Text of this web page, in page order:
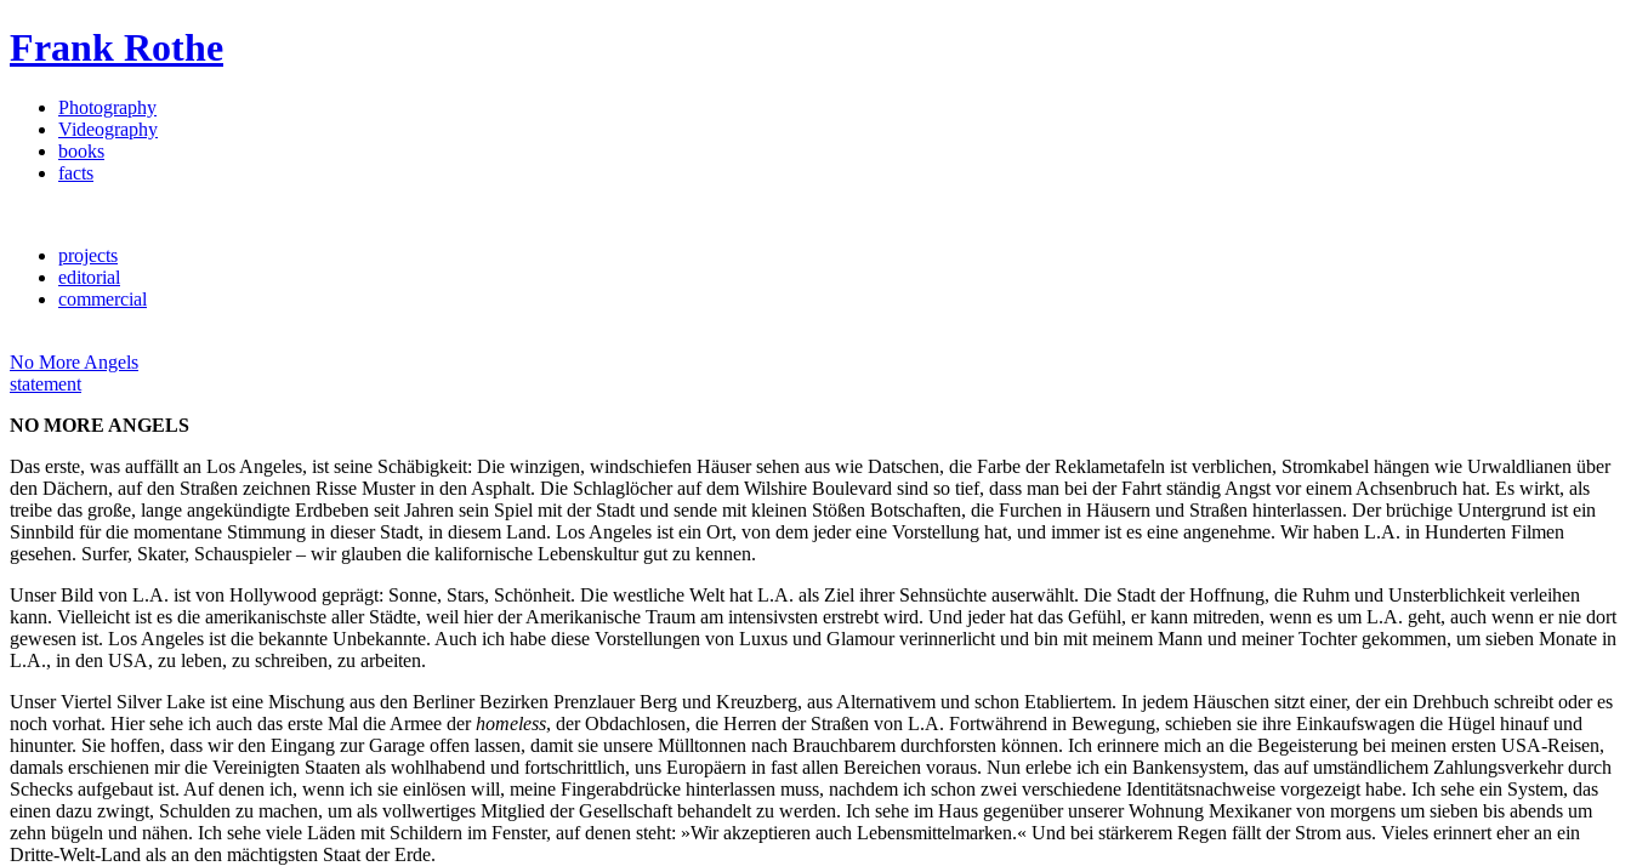
Frank Rothe
Photography
Videography
books
facts
projects
editorial
commercial
No More Angels
statement
NO MORE ANGELS
Das erste, was auffällt an Los Angeles, ist seine Schäbigkeit: Die winzigen, windschiefen Häuser sehen aus wie Datschen, die Farbe der Reklametafeln ist verblichen, Stromkabel hängen wie Urwaldlianen über
den Dächern, auf den Straßen zeichnen Risse Muster in den Asphalt. Die Schlaglöcher auf dem Wilshire Boulevard sind so tief, dass man bei der Fahrt ständig Angst vor einem Achsenbruch hat. Es wirkt, als
treibe das große, lange angekündigte Erdbeben seit Jahren sein Spiel mit der Stadt und sende mit kleinen Stößen Botschaften, die Furchen in Häusern und Straßen hinterlassen. Der brüchige Untergrund ist ein
Sinnbild für die momentane Stimmung in dieser Stadt, in diesem Land. Los Angeles ist ein Ort, von dem jeder eine Vorstellung hat, und immer ist es eine angenehme. Wir haben L.A. in Hunderten Filmen
gesehen. Surfer, Skater, Schauspieler – wir glauben die kalifornische Lebenskultur gut zu kennen.
Unser Bild von L.A. ist von Hollywood geprägt: Sonne, Stars, Schönheit. Die westliche Welt hat L.A. als Ziel ihrer Sehnsüchte auserwählt. Die Stadt der Hoffnung, die Ruhm und Unsterblichkeit verleihen
kann. Vielleicht ist es die amerikanischste aller Städte, weil hier der Amerikanische Traum am intensivsten erstrebt wird. Und jeder hat das Gefühl, er kann mitreden, wenn es um L.A. geht, auch wenn er nie dort
gewesen ist. Los Angeles ist die bekannte Unbekannte. Auch ich habe diese Vorstellungen von Luxus und Glamour verinnerlicht und bin mit meinem Mann und meiner Tochter gekommen, um sieben Monate in
L.A., in den USA, zu leben, zu schreiben, zu arbeiten.
Unser Viertel Silver Lake ist eine Mischung aus den Berliner Bezirken Prenzlauer Berg und Kreuzberg, aus Alternativem und schon Etabliertem. In jedem Häuschen sitzt einer, der ein Drehbuch schreibt oder es
noch vorhat. Hier sehe ich auch das erste Mal die Armee derhomeless, der Obdachlosen, die Herren der Straßen von L.A. Fortwährend in Bewegung, schieben sie ihre Einkaufswagen die Hügel hinauf und
hinunter. Sie hoffen, dass wir den Eingang zur Garage offen lassen, damit sie unsere Mülltonnen nach Brauchbarem durchforsten können. Ich erinnere mich an die Begeisterung bei meinen ersten USA-Reisen,
damals erschienen mir die Vereinigten Staaten als wohlhabend und fortschrittlich, uns Europäern in fast allen Bereichen voraus. Nun erlebe ich ein Bankensystem, das auf umständlichem Zahlungsverkehr durch
Schecks aufgebaut ist. Auf denen ich, wenn ich sie einlösen will, meine Fingerabdrücke hinterlassen muss, nachdem ich schon zwei verschiedene Identitätsnachweise vorgezeigt habe. Ich sehe ein System, das
einen dazu zwingt, Schulden zu machen, um als vollwertiges Mitglied der Gesellschaft behandelt zu werden. Ich sehe im Haus gegenüber unserer Wohnung Mexikaner von morgens um sieben bis abends um
zehn bügeln und nähen. Ich sehe viele Läden mit Schildern im Fenster, auf denen steht: »Wir akzeptieren auch Lebensmittelmarken.« Und bei stärkerem Regen fällt der Strom aus. Vieles erinnert eher an ein
Dritte-Welt-Land als an den mächtigsten Staat der Erde.